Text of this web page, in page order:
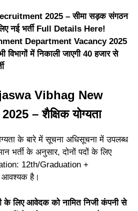
2025 – सीमा सड़क संगठन
नई भर्ती Full Details Here!
Department Vacancy 2025
विभागों में निकाली जाएगी 40 हजार से
Vibhag New
– शैक्षिक योग्यता
के बारे में सूचना अधिसूचना में उपलब्ध
भर्ती के अनुसार, दोनों पदों के लिए
12th/Graduation +
आवश्यक है।
के लिए आवेदक को नामित निजी कंपनी से